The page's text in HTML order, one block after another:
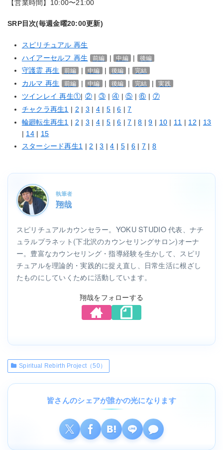
【営業時間】10:00〜21:00
SRP目次(毎週金曜20:00更新)
スピリチュアル 再生
ハイアーセルフ 再生
前編 | 中編 | 後編
守護霊 再生 前編 | 中編 | 後編 | 完結
カルマ 再生 前編 | 中編 | 後編 | 完結 | 実践
ツインレイ 再生①| ② |③ |④ |⑤ |⑥ | ⑦
チャクラ再生1 | 2 | 3 | 4 | 5 |6 |7
輪廻転生再生1 | 2 | 3 | 4 | 5 |6 |7 |8 |9 | 10 | 11 | 12 | 13
| 14| 15
スターシード再生1 |2 |3 |4 | 5| 6| 7 | 8
執筆者
翔哉
スピリチュアルカウンセラー。YOKU STUDIO 代表、ナチ
ュラルプラネット(下北沢のカウンセリングサロン)オーナ
ー。豊富なカウンセリング・指導経験を生かして、スピリ
チュアルを理論的・実践的に捉え直し、日常生活に根ざし
たものにしていくために活動しています。
翔哉をフォローする
Spiritual Rebirth Project（50）
皆さんのシェアが誰かの光になります